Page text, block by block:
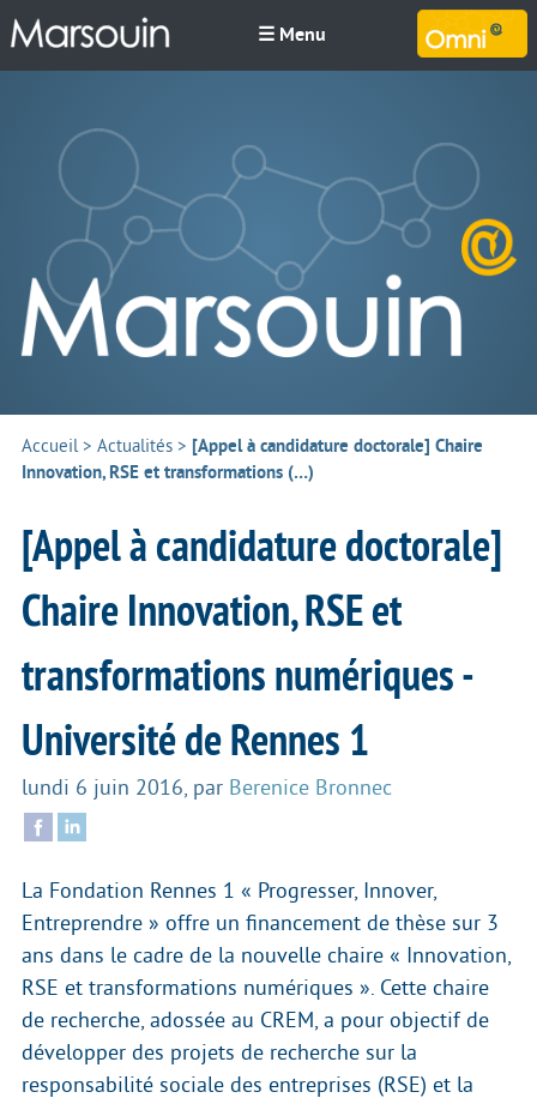
☰ Menu
Accueil> Actualités > [Appel à candidature doctorale] Chaire
Innovation, RSE et transformations (…)
[Appel à candidature doctorale]
Chaire Innovation, RSE et
transformations numériques -
Université de Rennes 1
lundi 6 juin 2016, par Berenice Bronnec
La Fondation Rennes 1 « Progresser, Innover,
Entreprendre » offre un financement de thèse sur 3
ans dans le cadre de la nouvelle chaire « Innovation,
RSE et transformations numériques ». Cette chaire
de recherche, adossée au CREM, a pour objectif de
développer des projets de recherche sur la
responsabilité sociale des entreprises (RSE) et la